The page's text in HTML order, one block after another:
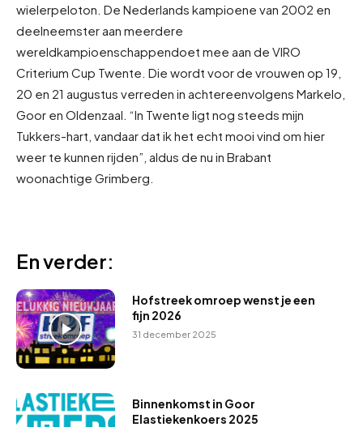
wielerpeloton. De Nederlands kampioene van 2002 en
deelneemster aan meerdere
wereldkampioenschappendoet mee aan de VIRO
Criterium Cup Twente. Die wordt voor de vrouwen op 19,
20 en 21 augustus verreden in achtereenvolgens Markelo,
Goor en Oldenzaal. “In Twente ligt nog steeds mijn
Tukkers-hart, vandaar dat ik het echt mooi vind om hier
weer te kunnen rijden”, aldus de nu in Brabant
woonachtige Grimberg.
En verder:
Hofstreek omroep wenst je een
fijn 2026
31 december 2025
Binnenkomst in Goor
Elastiekenkoers 2025